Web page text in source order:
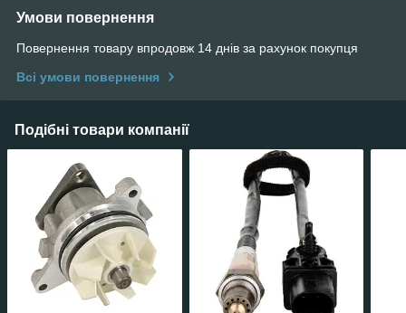
Умови повернення
Повернення товару впродовж 14 днів за рахунок покупця
Всі умови повернення
Подібні товари компанії